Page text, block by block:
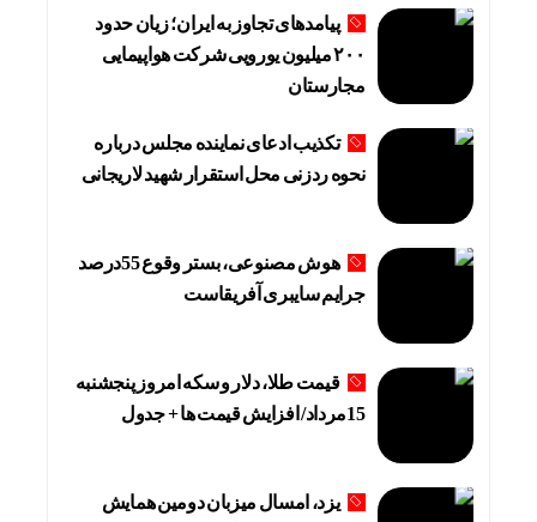
پیامدهای تجاوز به ایران؛ زیان حدود
۲۰۰ میلیون یورویی شرکت هواپیمایی
مجارستان
تکذیب ادعای نماینده مجلس درباره
نحوه ردزنی محل استقرار شهید لاریجانی
هوش مصنوعی، بستر وقوع 55درصد
جرایم سایبری آفریقاست
قیمت طلا، دلار و سکه امروز پنجشنبه
15مرداد/ افزایش قیمت ها + جدول
یزد، امسال میزبان دومین همایش